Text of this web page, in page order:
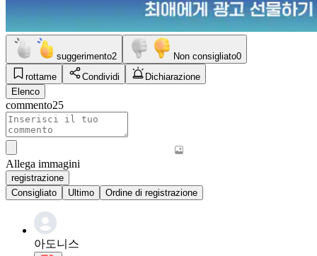
suggerimento2 Non consigliato0
rottame
Condividi
Dichiarazione
Elenco
commento25
Allega immagini
registrazione
Consigliato
Ultimo Ordine di registrazione
아도니스